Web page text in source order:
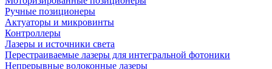
Ручные позиционеры
Актуаторы и микровинты
Контроллеры
Лазеры и источники света
Перестраиваемые лазеры для интегральной фотоники
Непрерывные волоконные лазеры